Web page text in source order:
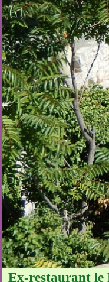
Ex-restaurant le